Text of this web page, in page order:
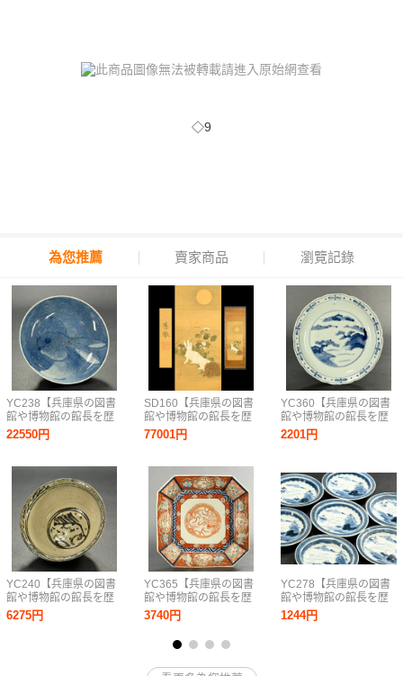
◇9
為您推薦 賣家商品 瀏覽記錄
YC238【兵庫県の図書
館や博物館の館長を歴
任された歴史研究家遺
族委託品】鍋島焼 染
22550円
YC240【兵庫県の図書
館や博物館の館長を歴
任された歴史研究家遺
族委託品】安南焼 タ
6275円
SD160【兵庫県の図書
館や博物館の館長を歴
任された歴史研究家遺
族委託品】掛軸 円山
77001円
YC365【兵庫県の図書
館や博物館の館長を歴
任された歴史研究家遺
族委託品】古伊万里
赤絵染付四方皿 江戸
時代 優品
3740円
YC360【兵庫県の図書
館や博物館の館長を歴
任された歴史研究家遺
族委託品】古伊万里
代 優品
2201円
YC278【兵庫県の図書
館や博物館の館長を歴
任された歴史研究家遺
族委託品】古伊万里
1244円